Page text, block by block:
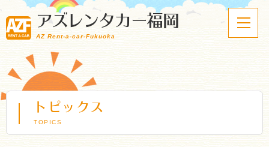
アズレンタカー福岡
AZ Rent-a-car-Fukuoka
トピックス
TOPICS